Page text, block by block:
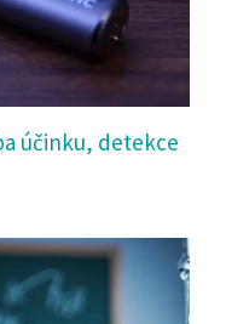
účinku, detekce